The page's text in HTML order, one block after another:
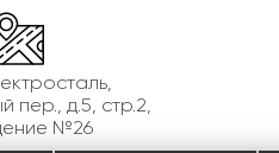
пер., д.5, стр.2,
№26